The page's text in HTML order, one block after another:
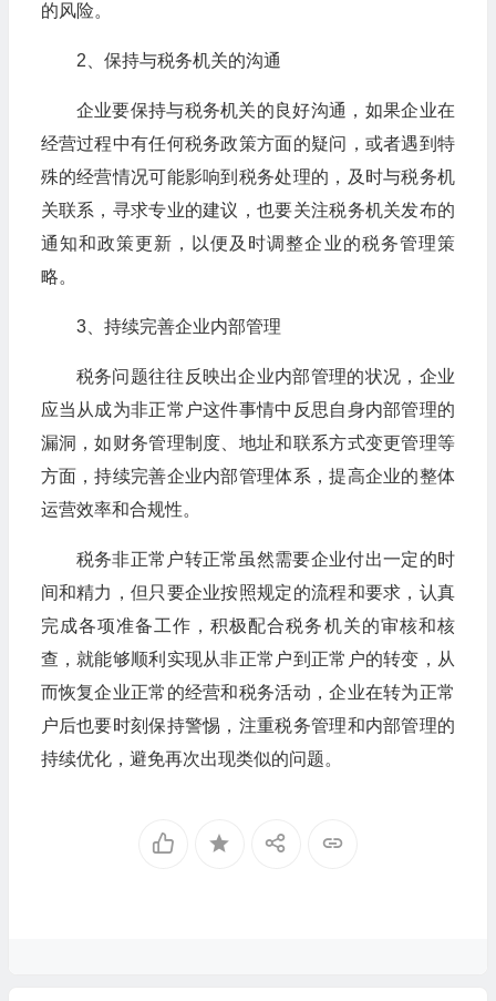
的风险。
2、保持与税务机关的沟通
企业要保持与税务机关的良好沟通，如果企业在
经营过程中有任何税务政策方面的疑问，或者遇到特
殊的经营情况可能影响到税务处理的，及时与税务机
关联系，寻求专业的建议，也要关注税务机关发布的
通知和政策更新，以便及时调整企业的税务管理策
略。
3、持续完善企业内部管理
税务问题往往反映出企业内部管理的状况，企业
应当从成为非正常户这件事情中反思自身内部管理的
漏洞，如财务管理制度、地址和联系方式变更管理等
方面，持续完善企业内部管理体系，提高企业的整体
运营效率和合规性。
税务非正常户转正常虽然需要企业付出一定的时
间和精力，但只要企业按照规定的流程和要求，认真
完成各项准备工作，积极配合税务机关的审核和核
查，就能够顺利实现从非正常户到正常户的转变，从
而恢复企业正常的经营和税务活动，企业在转为正常
户后也要时刻保持警惕，注重税务管理和内部管理的
持续优化，避免再次出现类似的问题。